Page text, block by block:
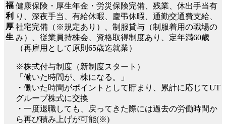
福
利
厚
生
健康保険・厚生年金・労災保険完備、残業、休出手当有
り、深夜手当、有給休暇、慶弔休暇、通勤交通費支給、
社宅完備（※規定あり）、制服貸与（制服着用の職場の
み）、従業員持株会、資格取得制度あり、定年満60歳
（再雇用として原則65歳迄就業）
※株式付与制度（新制度スタート）
「働いた時間が、株になる。」
・働いた時間がポイントとして貯まり、累計に応じてUT
グループ株式に交換
・一度退職しても、戻ってきた際には過去の労働時間か
ら再び積み上げが可能(※)